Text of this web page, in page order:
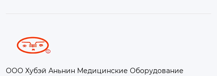
ООО Хубэй Аньнин Медицинские Оборудование